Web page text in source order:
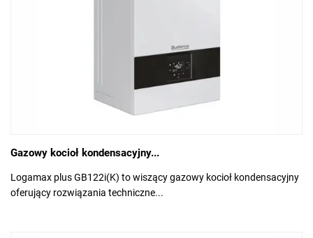
Gazowy kocioł kondensacyjny...
Logamax plus GB122i(K) to wiszący gazowy kocioł kondensacyjny
oferujący rozwiązania techniczne...